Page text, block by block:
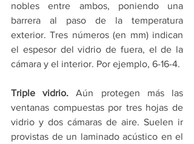
nobles entre ambos, poniendo una
barrera al paso de la temperatura
exterior. Tres números (en mm) indican
el espesor del vidrio de fuera, el de la
cámara y el interior. Por ejemplo, 6-16-4.
Triple vidrio. Aún protegen más las
ventanas compuestas por tres hojas de
vidrio y dos cámaras de aire. Suelen ir
provistas de un laminado acústico en el